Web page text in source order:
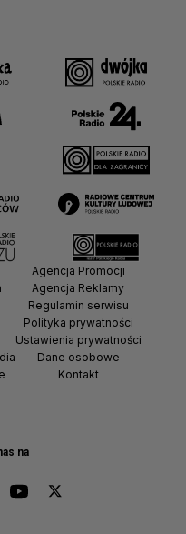
na
Agencja Promocji
Agencja Reklamy
Regulamin serwisu
Polityka prywatności
Ustawienia prywatności
Dane osobowe
Kontakt